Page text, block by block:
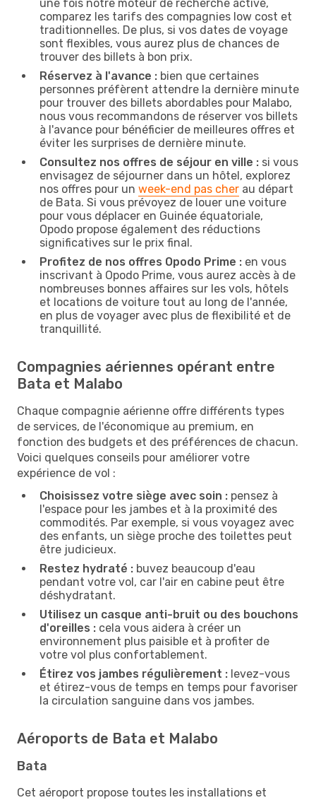
une fois notre moteur de recherche activé,
comparez les tarifs des compagnies low cost et
traditionnelles. De plus, si vos dates de voyage
sont flexibles, vous aurez plus de chances de
trouver des billets à bon prix.
Réservez à l'avance : bien que certaines
personnes préfèrent attendre la dernière minute
pour trouver des billets abordables pour Malabo,
nous vous recommandons de réserver vos billets
à l'avance pour bénéficier de meilleures offres et
éviter les surprises de dernière minute.
Consultez nos offres de séjour en ville : si vous
envisagez de séjourner dans un hôtel, explorez
nos offres pour un week-end pas cher au départ
de Bata. Si vous prévoyez de louer une voiture
pour vous déplacer en Guinée équatoriale,
Opodo propose également des réductions
significatives sur le prix final.
Profitez de nos offres Opodo Prime : en vous
inscrivant à Opodo Prime, vous aurez accès à de
nombreuses bonnes affaires sur les vols, hôtels
et locations de voiture tout au long de l'année,
en plus de voyager avec plus de flexibilité et de
tranquillité.
Compagnies aériennes opérant entre
Bata et Malabo
Chaque compagnie aérienne offre différents types
de services, de l'économique au premium, en
fonction des budgets et des préférences de chacun.
Voici quelques conseils pour améliorer votre
expérience de vol :
Choisissez votre siège avec soin : pensez à
l'espace pour les jambes et à la proximité des
commodités. Par exemple, si vous voyagez avec
des enfants, un siège proche des toilettes peut
être judicieux.
Restez hydraté : buvez beaucoup d'eau
pendant votre vol, car l'air en cabine peut être
déshydratant.
Utilisez un casque anti-bruit ou des bouchons
d'oreilles : cela vous aidera à créer un
environnement plus paisible et à profiter de
votre vol plus confortablement.
Étirez vos jambes régulièrement : levez-vous
et étirez-vous de temps en temps pour favoriser
la circulation sanguine dans vos jambes.
Aéroports de Bata et Malabo
Bata
Cet aéroport propose toutes les installations et